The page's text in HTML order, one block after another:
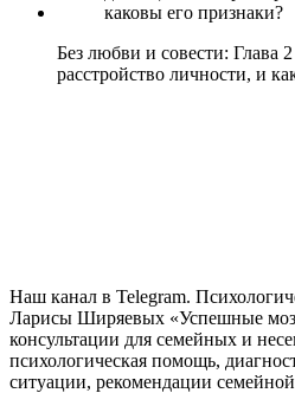
Без любви и совести: Глава
расстройство личности, и
Наш канал в Telegram.
Ларисы Ширяевых «Успешные
консультации для семейных и
психологическая помощь,
ситуации, рекомендации